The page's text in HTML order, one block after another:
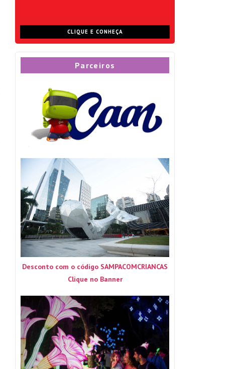
CLIQUE E CONHEÇA
Parceiros
Desconto com o código SAMPACOMCRIANCAS
Clique no Banner